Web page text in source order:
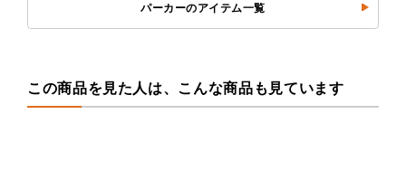
パーカーのアイテム一覧
この商品を見た人は、こんな商品も見ています